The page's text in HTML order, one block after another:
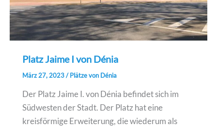
Platz Jaime I von Dénia
März 27, 2023/Plätze von Dénia
Der Platz Jaime I. von Dénia befindet sich im
Südwesten der Stadt. Der Platz hat eine
kreisförmige Erweiterung, die wiederum als